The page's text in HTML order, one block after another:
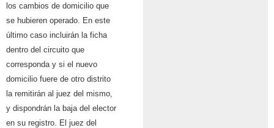
los cambios de domicilio que
se hubieren operado. En este
último caso incluirán la ficha
dentro del circuito que
corresponda y si el nuevo
domicilio fuere de otro distrito
la remitirán al juez del mismo,
y dispondrán la baja del elector
en su registro. El juez del